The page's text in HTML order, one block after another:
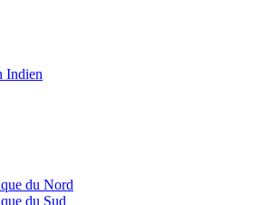
Indien
du Nord
du Sud